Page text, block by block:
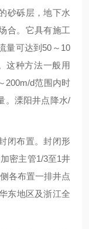
砂砾层，地下水
合。它具有施工
量可达到50～10
这种方法一般用
200m/d范围内时
。溧阳井点降水/
闭布置。封闭形
密主管1/3至1井
各布置一排井点
东地区及浙江全